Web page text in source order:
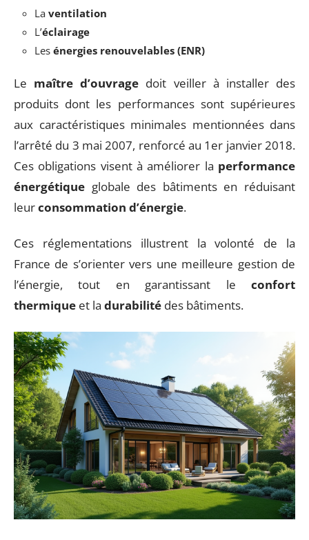
La ventilation
L’éclairage
Les énergies renouvelables (ENR)
Le maître d’ouvrage doit veiller à installer des
produits dont les performances sont supérieures
aux caractéristiques minimales mentionnées dans
l’arrêté du 3 mai 2007, renforcé au 1er janvier 2018.
Ces obligations visent à améliorer la performance
énergétique globale des bâtiments en réduisant
leurconsommation d’énergie.
Ces réglementations illustrent la volonté de la
France de s’orienter vers une meilleure gestion de
l’énergie, tout en garantissant le confort
thermique et la durabilité des bâtiments.